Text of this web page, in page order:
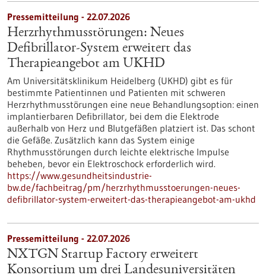
Pressemitteilung - 22.07.2026
Herzrhythmusstörungen: Neues
Defibrillator-System erweitert das
Therapieangebot am UKHD
Am Universitätsklinikum Heidelberg (UKHD) gibt es für
bestimmte Patientinnen und Patienten mit schweren
Herzrhythmusstörungen eine neue Behandlungsoption: einen
implantierbaren Defibrillator, bei dem die Elektrode
außerhalb von Herz und Blutgefäßen platziert ist. Das schont
die Gefäße. Zusätzlich kann das System einige
Rhythmusstörungen durch leichte elektrische Impulse
beheben, bevor ein Elektroschock erforderlich wird.
https://www.gesundheitsindustrie-
bw.de/fachbeitrag/pm/herzrhythmusstoerungen-neues-
defibrillator-system-erweitert-das-therapieangebot-am-ukhd
Pressemitteilung - 22.07.2026
NXTGN Startup Factory erweitert
Konsortium um drei Landesuniversitäten